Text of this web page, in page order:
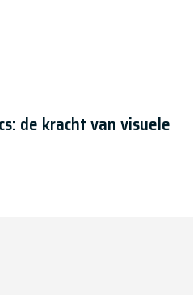
de kracht van visuele